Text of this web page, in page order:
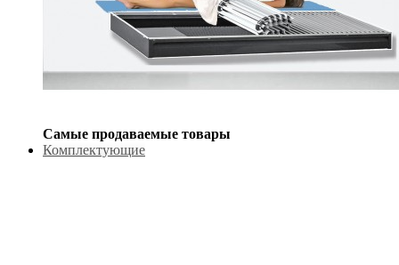
Самые продаваемые товары
Комплектующие